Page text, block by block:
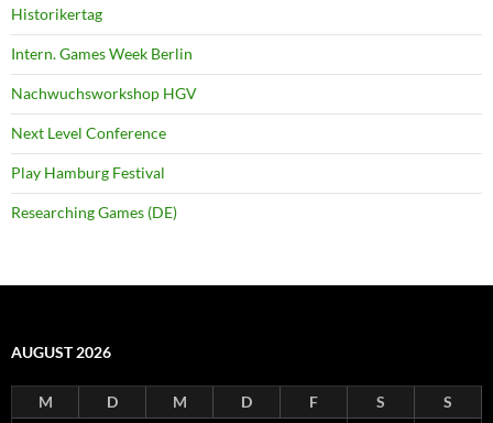
Historikertag
Intern. Games Week Berlin
Nachwuchsworkshop HGV
Next Level Conference
Play Hamburg Festival
Researching Games (DE)
AUGUST 2026
M D M D F S
S